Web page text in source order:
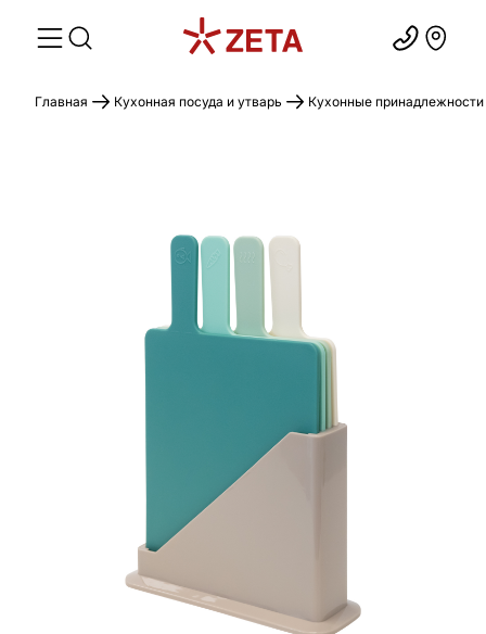
Главная Кухонная посуда и утварь Кухонные принадлежности